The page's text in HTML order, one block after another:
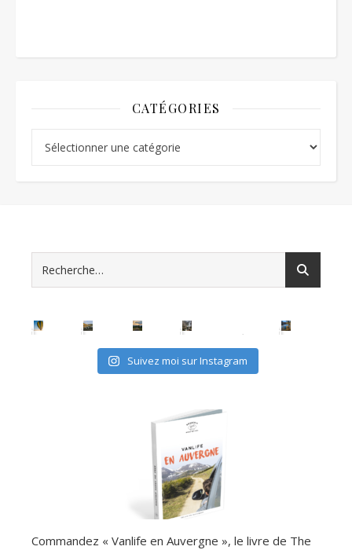
CATÉGORIES
Suivez moi sur Instagram
Commandez « Vanlife en Auvergne », le livre de The